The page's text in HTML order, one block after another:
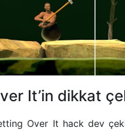
It’in dikkat
Over It hack dev